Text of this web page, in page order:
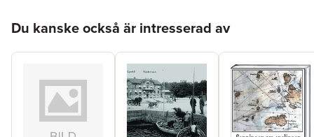
Du kanske också är intresserad av